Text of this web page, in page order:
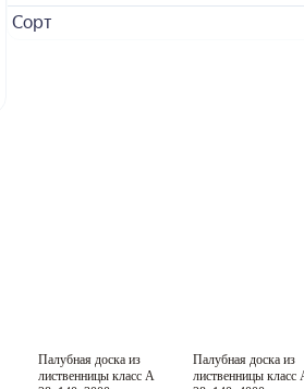
Сорт
Класс A
Палубная доска из
лиственницы класс А
Класс
Палубная доска из
лиственницы класс